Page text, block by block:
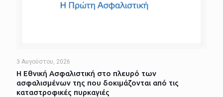
3 Αυγούστου, 2026
Η Εθνική Ασφαλιστική στο πλευρό των
ασφαλισμένων της που δοκιμάζονται από τις
καταστροφικές πυρκαγιές